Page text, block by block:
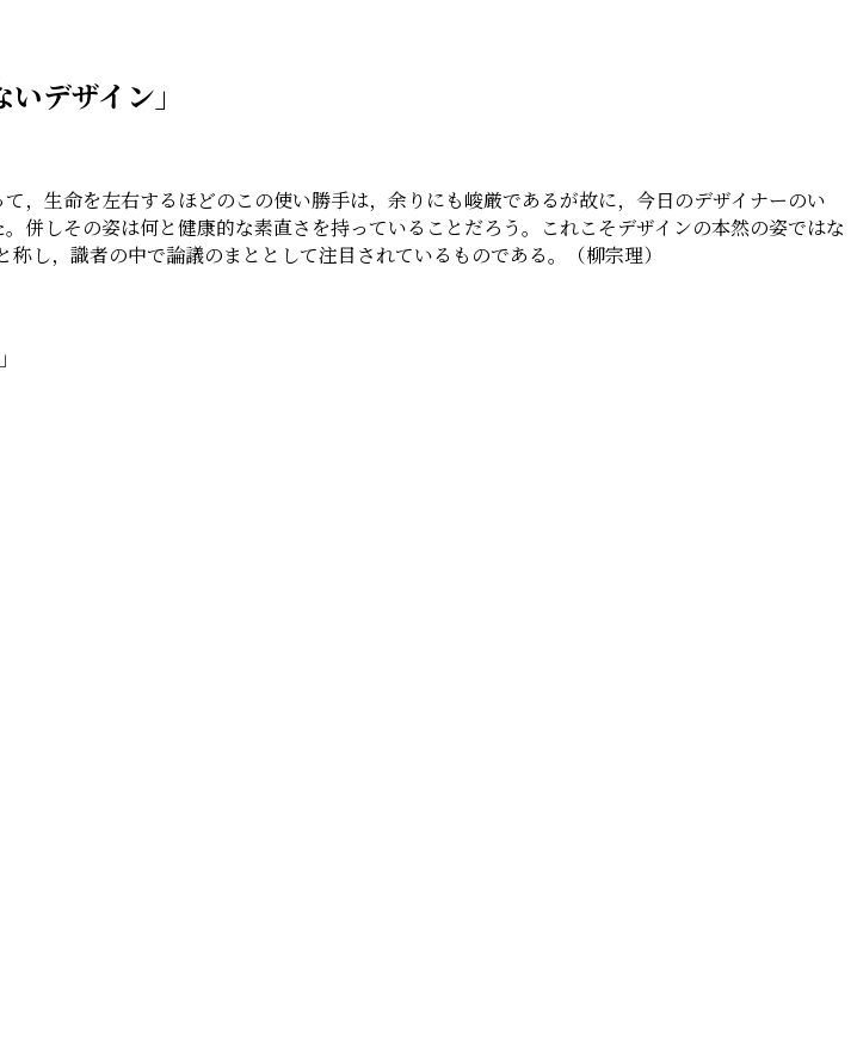
デザイン」
，生命を左右するほどのこの使い勝手は，余りにも峻厳であるが故に，今日のデザイナーのい
併しその姿は何と健康的な素直さを持っていることだろう。これこそデザインの本然の姿ではな
，識者の中で論議のまととして注目されているものである。（柳宗理）